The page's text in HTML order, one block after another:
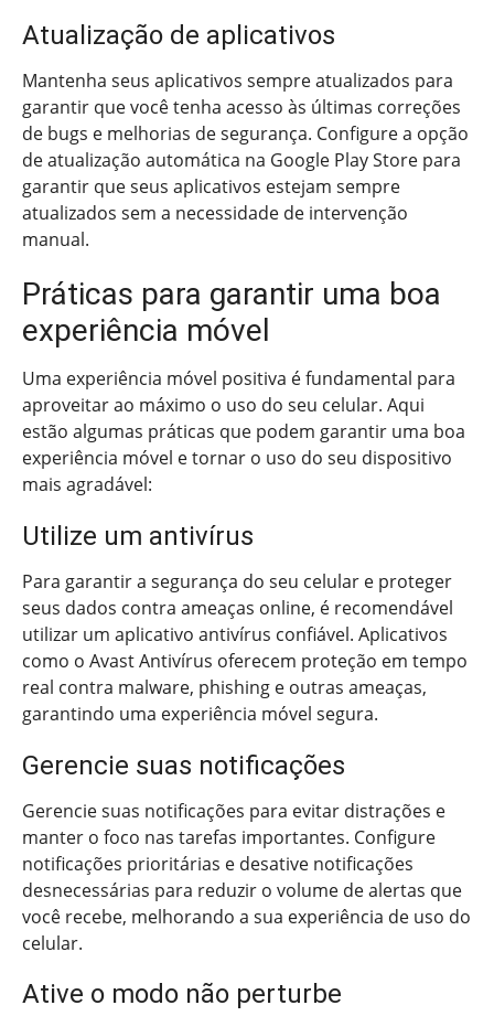
Atualização de aplicativos
Mantenha seus aplicativos sempre atualizados para
garantir que você tenha acesso às últimas correções
de bugs e melhorias de segurança. Configure a opção
de atualização automática na Google Play Store para
garantir que seus aplicativos estejam sempre
atualizados sem a necessidade de intervenção
manual.
Práticas para garantir uma boa
experiência móvel
Uma experiência móvel positiva é fundamental para
aproveitar ao máximo o uso do seu celular. Aqui
estão algumas práticas que podem garantir uma boa
experiência móvel e tornar o uso do seu dispositivo
mais agradável:
Utilize um antivírus
Para garantir a segurança do seu celular e proteger
seus dados contra ameaças online, é recomendável
utilizar um aplicativo antivírus confiável. Aplicativos
como o Avast Antivírus oferecem proteção em tempo
real contra malware, phishing e outras ameaças,
garantindo uma experiência móvel segura.
Gerencie suas notificações
Gerencie suas notificações para evitar distrações e
manter o foco nas tarefas importantes. Configure
notificações prioritárias e desative notificações
desnecessárias para reduzir o volume de alertas que
você recebe, melhorando a sua experiência de uso do
celular.
Ative o modo não perturbe